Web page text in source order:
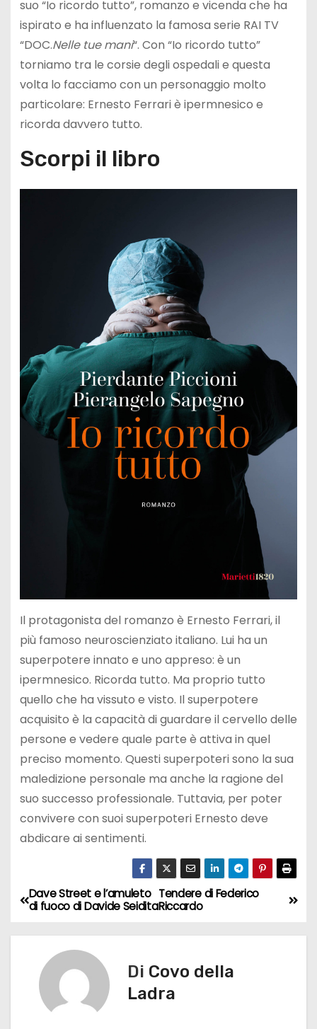
suo “Io ricordo tutto”, romanzo e vicenda che ha
ispirato e ha influenzato la famosa serie RAI TV
“DOC.Nelle tue mani“. Con “Io ricordo tutto”
torniamo tra le corsie degli ospedali e questa
volta lo facciamo con un personaggio molto
particolare: Ernesto Ferrari è ipermnesico e
ricorda davvero tutto.
Scorpi il libro
Il protagonista del romanzo è Ernesto Ferrari, il
più famoso neuroscienziato italiano. Lui ha un
superpotere innato e uno appreso: è un
ipermnesico. Ricorda tutto. Ma proprio tutto
quello che ha vissuto e visto. Il superpotere
acquisito è la capacità di guardare il cervello delle
persone e vedere quale parte è attiva in quel
preciso momento. Questi superpoteri sono la sua
maledizione personale ma anche la ragione del
suo successo professionale. Tuttavia, per poter
convivere con suoi superpoteri Ernesto deve
abdicare ai sentimenti.
N
a
Tendere di Federico
Riccardo
Dave Street e l’amuleto
di fuoco di Davide Seidita
Di Covo della
Ladra